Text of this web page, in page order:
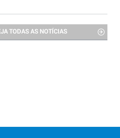
TODAS AS NOTÍCIAS